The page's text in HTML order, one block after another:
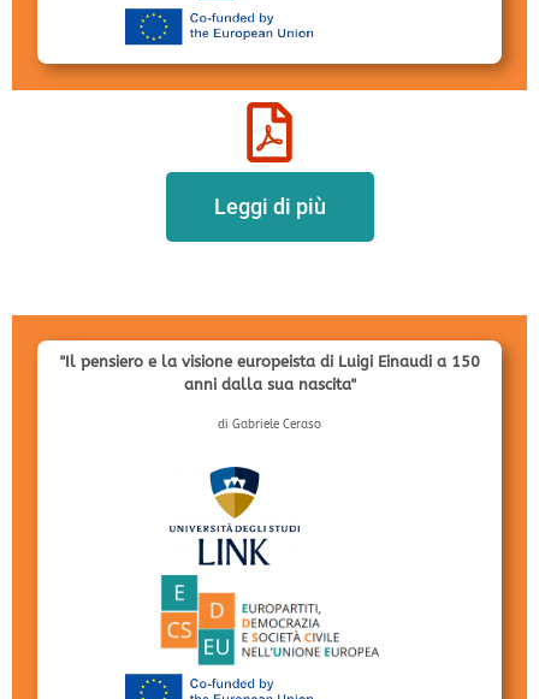
Leggi di più
"Il pensiero e la visione europeista di Luigi Einaudi a 150
anni dalla sua nascita"
di Gabriele Ceraso